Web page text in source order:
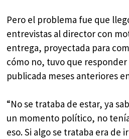
Pero el problema fue que
entrevistas al director con
entrega, proyectada para
cómo no, tuvo que
publicada meses anteriores
“No se trataba de estar, ya
un momento político, no
eso. Si algo se trataba era de